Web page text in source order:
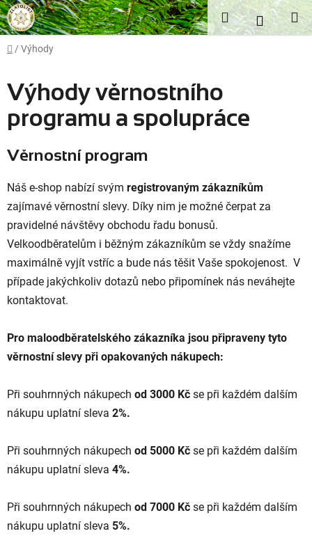
Přejít
na
obsah
Hledat
Domů
/ Výhody
Výhody věrnostního
programu a spolupráce
Věrnostní program
Náš e-shop nabízí svým registrovaným zákazníkům
zajímavé věrnostní slevy. Díky nim je možné čerpat za
pravidelné návštěvy obchodu řadu bonusů.
Velkoodběratelům i běžným zákazníkům se vždy snažíme
maximálně vyjít vstříc a bude nás těšit Vaše spokojenost. V
případe jakýchkoliv dotazů nebo připomínek nás neváhejte
kontaktovat.
Pro maloodběratelského zákazníka jsou připraveny tyto
věrnostní slevy při opakovaných nákupech:
Při souhrnných nákupech od 3000 Kč se při každém dalším
nákupu uplatní sleva 2%.
Při souhrnných nákupech od 5000 Kč se při každém dalším
nákupu uplatní sleva 4%.
Při souhrnných nákupech od 7000 Kč se při každém dalším
nákupu uplatní sleva 5%.